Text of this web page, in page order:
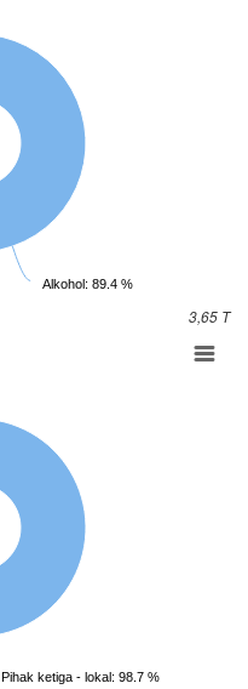
Alkohol: 89.4 %
3,65 T
Pihak ketiga - lokal: 98.7 %